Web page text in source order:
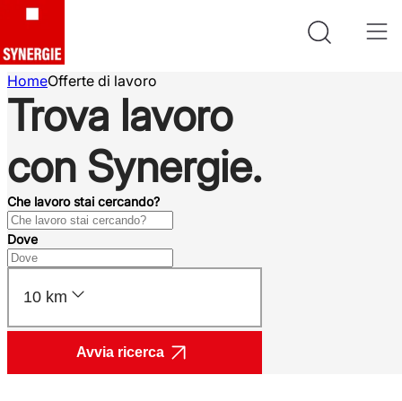
HomeOfferte di lavoro
Trova lavoro
con Synergie.
Che lavoro stai cercando?
Dove
10 km
Avvia ricerca